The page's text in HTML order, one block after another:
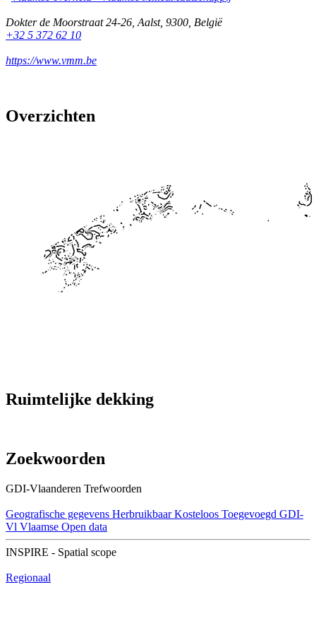
Dokter de Moorstraat 24-26 Aalst, 9300 België
+32 5 372 62 10
https://www.vmm.be
Overzichten
Ruimtelijke dekking
Zoekwoorden
GDI-Vlaanderen Trefwoorden
Geografische gegevens Herbruikbaar Kosteloos Toegevoegd GDI-
Vl Vlaamse Open data
INSPIRE - Spatial scope
Regionaal